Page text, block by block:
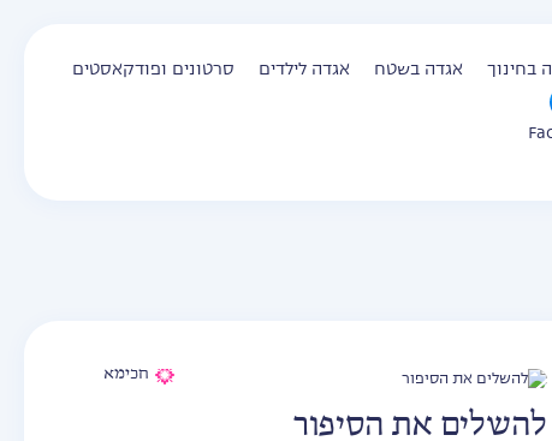
בחינוך אגדה בשטח אגדה לילדים סרטונים ופודקאסטים
חכימא
להשלים את הסיפור